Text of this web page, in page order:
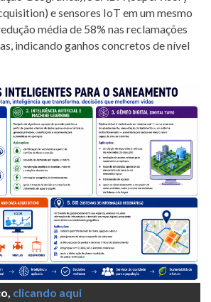
e sensores IoT em um mesmo
média de 58% nas reclamações
indicando ganhos concretos de nível
clicando aqui